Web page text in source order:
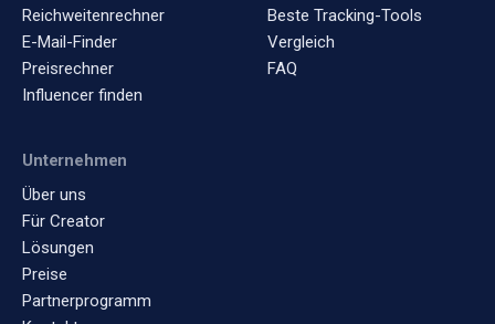
Reichweitenrechner
E-Mail-Finder
Preisrechner
Influencer finden
Beste Tracking-Tools
Vergleich
FAQ
Unternehmen
Über uns
Für Creator
Lösungen
Preise
Partnerprogramm